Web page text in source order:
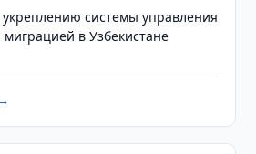
укреплению системы управления
в Узбекистане